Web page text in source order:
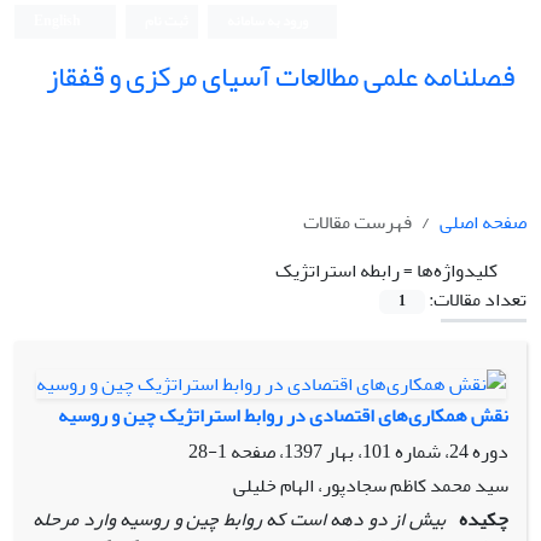
فصلنامه علمی مطالعات آسیای مرکزی و قفقاز
صفحه اصلی
فهرست مقالات
کلیدواژه‌ها =رابطه استراتژیک
تعداد مقالات:
1
نقش همکاری‌های اقتصادی در روابط استراتژیک چین و روسیه
دوره 24، شماره 101، بهار 1397، صفحه
1-28
سید محمد کاظم سجادپور، الهام خلیلی
چکیده بیش از دو دهه است که ­روابط چین و روسیه وارد مرحله